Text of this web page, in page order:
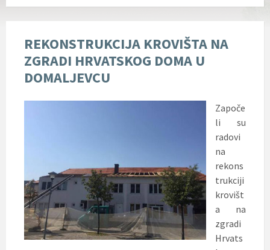
REKONSTRUKCIJA KROVIŠTA NA
ZGRADI HRVATSKOG DOMA U
DOMALJEVCU
Započe
li su
radovi
na
rekons
trukciji
krovišt
a na
zgradi
Hrvats